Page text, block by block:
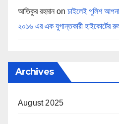
আতিকুর রহমান on চাইলেই পুলিশ
২০১৬ এর এক যুগান্তকারী হাইকোর্টের
Archives
August 2025